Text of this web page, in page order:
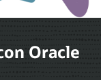
Oracle